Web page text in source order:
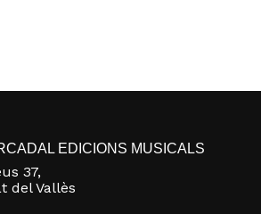
EDICIONS MUSICALS
37,
del Vallès